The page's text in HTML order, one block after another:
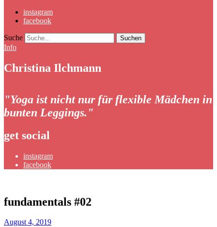
instagram
facebook
Suche
Info
Christina Ilchmann
"Yoga ist nicht nur für flexible Mädchen in
bunten Leggings."
get social
instagram
facebook
fundamentals #02
August 4, 2019